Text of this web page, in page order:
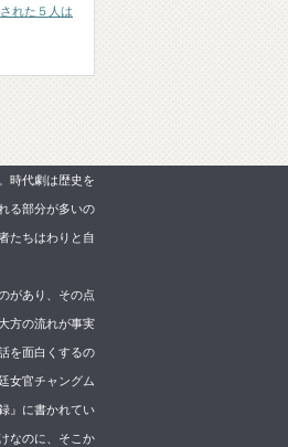
れた５人は
時代劇は歴史を
る部分が多いの
たちはわりと自
があり、その点
方の流れが事実
を面白くするの
女官チャングム
』に書かれてい
なのに、そこか